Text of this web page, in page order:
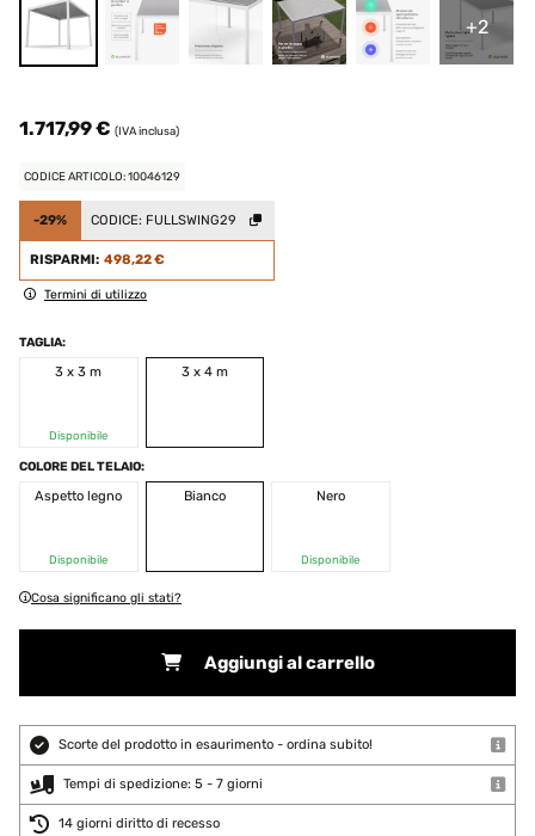
+2
1.717,99 € (IVA inclusa)
CODICE ARTICOLO: 10046129
-29% CODICE: FULLSWING29
RISPARMI: 498,22 €
Termini di utilizzo
TAGLIA:
3 x 3 m
Disponibile
3 x 4 m
COLORE DEL TELAIO:
Aspetto legno
Disponibile
Bianco Nero
Disponibile
Cosa significano gli stati?
Aggiungi al carrello
Scorte del prodotto in esaurimento - ordina subito!
Tempi di spedizione: 5 - 7 giorni
14 giorni diritto di recesso